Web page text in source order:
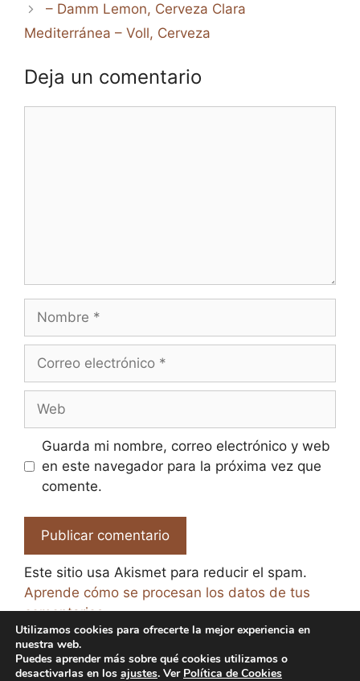
– Damm Lemon, Cerveza Clara
Mediterránea – Voll, Cerveza
Deja un comentario
electrónico
Guarda mi nombre, correo electrónico y web
en este navegador para la próxima vez que
comente.
Este sitio usa Akismet para reducir el spam.
Aprende cómo se procesan los datos de tus
comentarios.
Utilizamos cookies para ofrecerte la mejor experiencia en
nuestra web.
Puedes aprender más sobre qué cookies utilizamos o
desactivarlas en los ajustes. Ver Política de Cookies